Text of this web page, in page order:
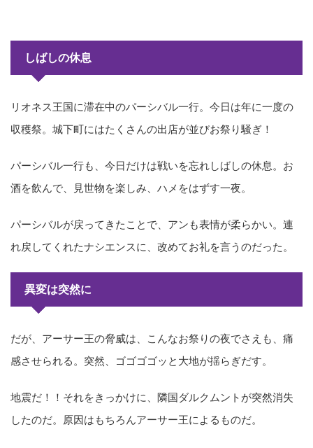
しばしの休息
リオネス王国に滞在中のパーシバル一行。今日は年に一度の
収穫祭。城下町にはたくさんの出店が並びお祭り騒ぎ！
パーシバル一行も、今日だけは戦いを忘れしばしの休息。お
酒を飲んで、見世物を楽しみ、ハメをはずす一夜。
パーシバルが戻ってきたことで、アンも表情が柔らかい。連
れ戻してくれたナシエンスに、改めてお礼を言うのだった。
異変は突然に
だが、アーサー王の脅威は、こんなお祭りの夜でさえも、痛
感させられる。突然、ゴゴゴゴッと大地が揺らぎだす。
地震だ！！それをきっかけに、隣国ダルクムントが突然消失
したのだ。原因はもちろんアーサー王によるものだ。